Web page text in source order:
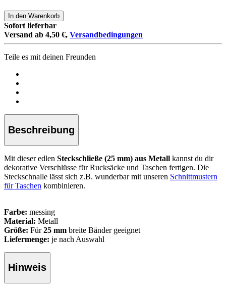
In den Warenkorb
Sofort lieferbar
Versand ab 4,50 €, Versandbedingungen
Teile es mit deinen Freunden
Beschreibung
Mit dieser edlen Steckschließe (25 mm) aus Metall kannst du dir
dekorative Verschlüsse für Rucksäcke und Taschen fertigen. Die
Steckschnalle lässt sich z.B. wunderbar mit unseren Schnittmustern
für Taschen kombinieren.
Farbe: messing
Material: Metall
Größe: Für25 mm breite Bänder geeignet
Liefermenge: je nach Auswahl
Hinweis